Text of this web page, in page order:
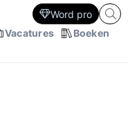
Vacatures
Boeken
Word pro